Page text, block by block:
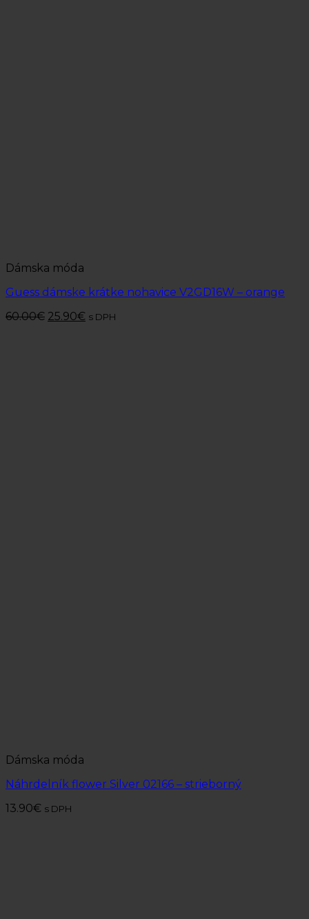
Dámska móda
Guess dámske krátke nohavice V2GD16W – orange
60.00€ 25.90€ s DPH
Dámska móda
Náhrdelník flower Silver 02166 – strieborný
13.90€ s DPH